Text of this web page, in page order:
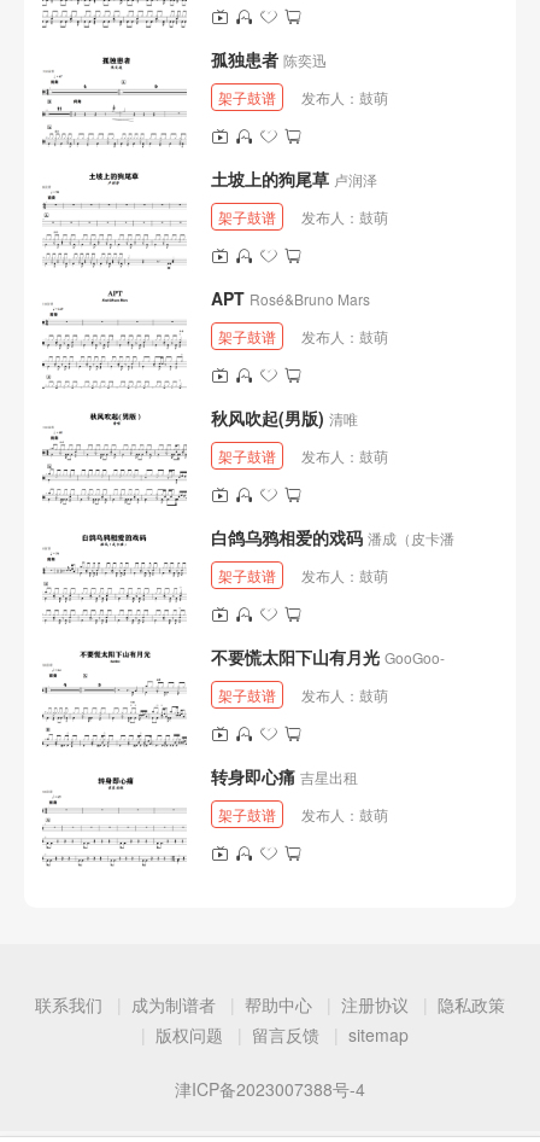
孤独患者 陈奕迅
架子鼓谱
发布人： 鼓萌
土坡上的狗尾草 卢润泽
架子鼓谱
发布人： 鼓萌
APT Rosé&Bruno Mars
架子鼓谱
发布人： 鼓萌
秋风吹起(男版) 清唯
架子鼓谱
发布人： 鼓萌
白鸽乌鸦相爱的戏码 潘成（皮卡潘
架子鼓谱
发布人： 鼓萌
不要慌太阳下山有月光 GooGoo-
架子鼓谱
发布人： 鼓萌
转身即心痛 吉星出租
架子鼓谱
发布人： 鼓萌
联系我们 成为制谱者 帮助中心 注册协议
隐私政策
版权问题
留言反馈 sitemap
津ICP备2023007388号-4